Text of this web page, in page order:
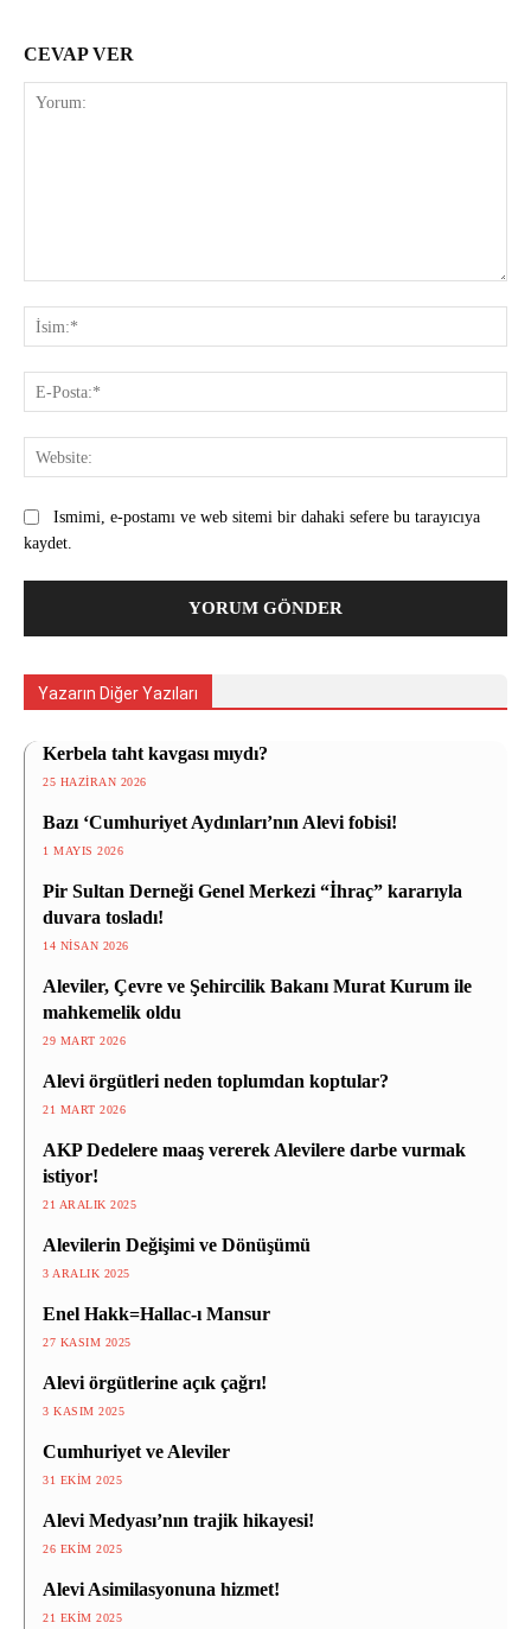
CEVAP VER
Ismimi, e-postamı ve web sitemi bir dahaki sefere bu tarayıcıya
kaydet.
Yazarın Diğer Yazıları
Kerbela taht kavgası mıydı?
25 HAZIRAN 2026
Bazı ‘Cumhuriyet Aydınları’nın Alevi fobisi!
1 MAYIS 2026
Pir Sultan Derneği Genel Merkezi “İhraç” kararıyla
duvara tosladı!
14 NISAN 2026
Aleviler, Çevre ve Şehircilik Bakanı Murat Kurum ile
mahkemelik oldu
29 MART 2026
Alevi örgütleri neden toplumdan koptular?
21 MART 2026
AKP Dedelere maaş vererek Alevilere darbe vurmak
istiyor!
21 ARALIK 2025
Alevilerin Değişimi ve Dönüşümü
3 ARALIK 2025
Enel Hakk=Hallac-ı Mansur
27 KASIM 2025
Alevi örgütlerine açık çağrı!
3 KASIM 2025
Cumhuriyet ve Aleviler
31 EKIM 2025
Alevi Medyası’nın trajik hikayesi!
26 EKIM 2025
Alevi Asimilasyonuna hizmet!
21 EKIM 2025